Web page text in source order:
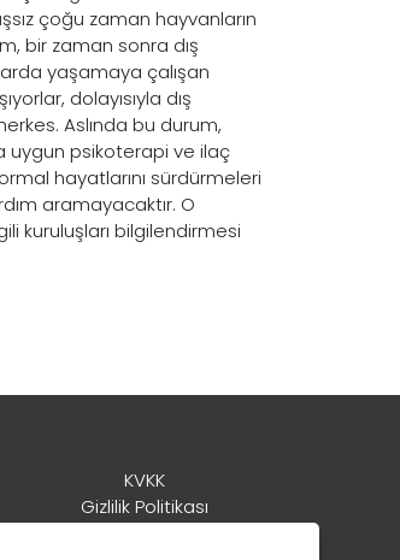
çoğu zaman hayvanların
bir zaman sonra dış
yaşamaya çalışan
dolayısıyla dış
Aslında bu durum,
uygun psikoterapi ve ilaç
hayatlarını sürdürmeleri
aramayacaktır. O
kuruluşları bilgilendirmesi
KVKK
Gizlilik Politikası